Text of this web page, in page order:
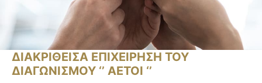
ΔΙΑΚΡΙΘΕΙΣΑ ΕΠΙΧΕΙΡΗΣΗ ΤΟΥ
ΔΙΑΓΩΝΙΣΜΟΥ ‘’ ΑΕΤΟΙ ‘’